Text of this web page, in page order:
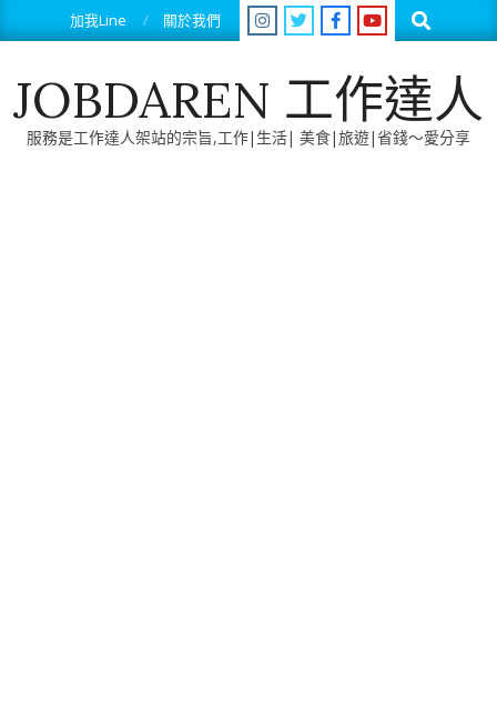
to
加我Line 關於我們 Search
JOBDAREN 工作達人
服務是工作達人架站的宗旨,工作|生活| 美食|旅遊|省錢～愛分享